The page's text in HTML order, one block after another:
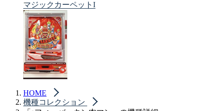
マジックカーペットI
HOME
機種コレクション